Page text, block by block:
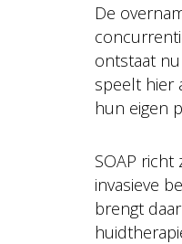
De
ontstaat
speelt hier
hun eigen
SOAP
invasieve
brengt